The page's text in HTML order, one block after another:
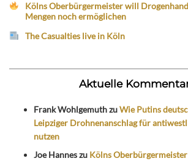
Kölns Oberbürgermeister will
Mengen noch ermöglichen
The Casualties live in Köln
Aktuelle
Frank WohlgemuthzuWie Putins
Leipziger Drohnenanschlag für
nutzen
Joe Hanneszu Kölns